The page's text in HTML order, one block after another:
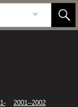
2001--2002